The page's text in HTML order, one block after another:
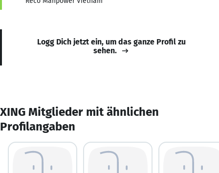
Logg Dich jetzt ein, um das ganze Profil zu
sehen.
XING Mitglieder mit ähnlichen
Profilangaben